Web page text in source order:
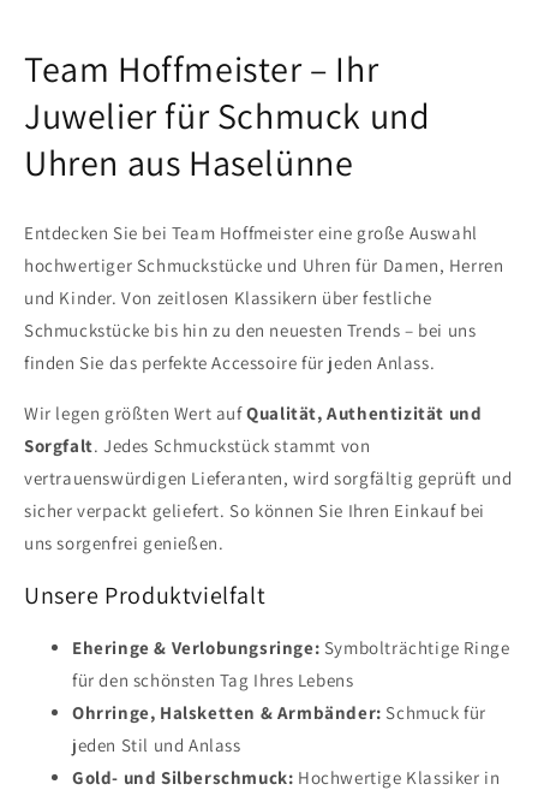
Team Hoffmeister – Ihr
Juwelier für Schmuck und
Uhren aus Haselünne
Entdecken Sie bei Team Hoffmeister eine große Auswahl
hochwertiger Schmuckstücke und Uhren für Damen, Herren
und Kinder. Von zeitlosen Klassikern über festliche
Schmuckstücke bis hin zu den neuesten Trends – bei uns
finden Sie das perfekte Accessoire für jeden Anlass.
Wir legen größten Wert aufQualität, Authentizität und
Sorgfalt. Jedes Schmuckstück stammt von
vertrauenswürdigen Lieferanten, wird sorgfältig geprüft und
sicher verpackt geliefert. So können Sie Ihren Einkauf bei
uns sorgenfrei genießen.
Unsere Produktvielfalt
Eheringe & Verlobungsringe: Symbolträchtige Ringe
für den schönsten Tag Ihres Lebens
Ohrringe, Halsketten & Armbänder: Schmuck für
jeden Stil und Anlass
Gold- und Silberschmuck: Hochwertige Klassiker in